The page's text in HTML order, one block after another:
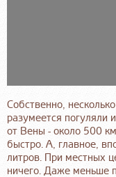
Собственно,
разумеется погуляли
от Вены - около 500
быстро. А, главное,
литров. При местных
ничего. Даже меньше